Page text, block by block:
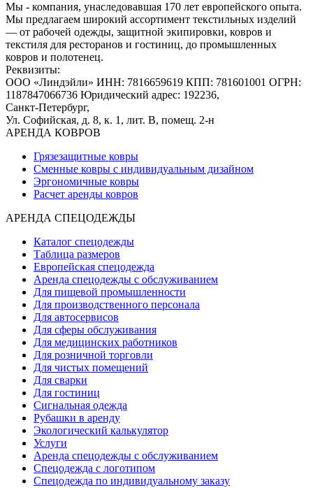
Мы - компания, унаследовавшая 170 лет европейского опыта.
Мы предлагаем широкий ассортимент текстильных изделий
— от рабочей одежды, защитной экипировки, ковров и
текстиля для ресторанов и гостиниц, до промышленных
ковров и полотенец.
Реквизиты:
ООО «Линдэйли» ИНН: 7816659619 КПП: 781601001 ОГРН:
1187847066736 Юридический адрес: 192236,
Санкт-Петербург,
Ул. Софийская, д. 8, к. 1, лит. В, помещ. 2-н
АРЕНДА КОВРОВ
Грязезащитные ковры
Сменные ковры с индивидуальным дизайном
Эргономичные ковры
Расчет аренды ковров
АРЕНДА СПЕЦОДЕЖДЫ
Каталог спецодежды
Таблица размеров
Европейская спецодежда
Аренда спецодежды с обслуживанием
Для пищевой промышленности
Для производственного персонала
Для автосервисов
Для сферы обслуживания
Для медицинских работников
Для розничной торговли
Для чистых помещений
Для сварки
Для гостиниц
Сигнальная одежда
Рубашки в аренду
Экологический калькулятор
Услуги
Аренда спецодежды с обслуживанием
Спецодежда с логотипом
Спецодежда по индивидуальному заказу